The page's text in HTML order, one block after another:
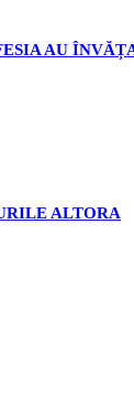
AU
ALTORA